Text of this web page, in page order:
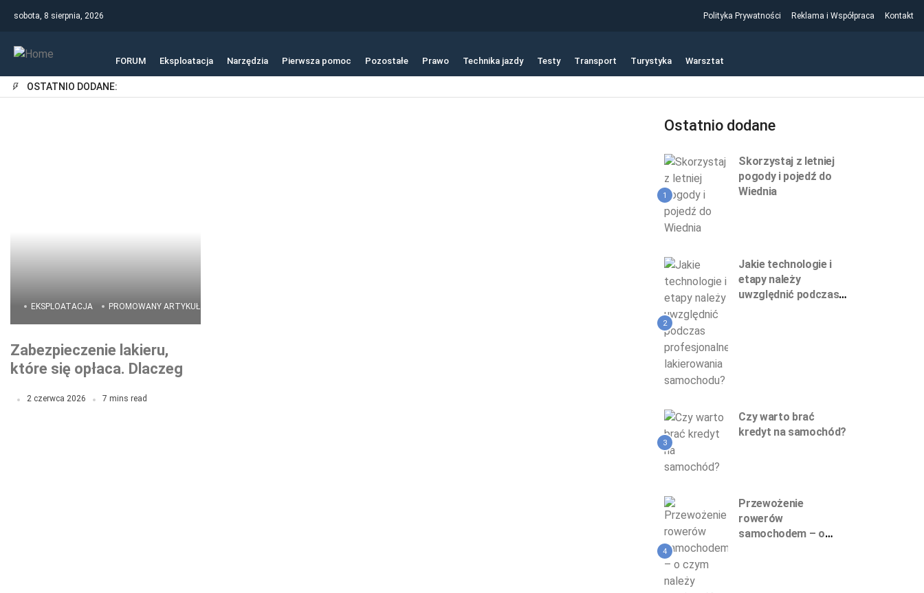
sobota, 8 sierpnia, 2026 Polityka Prywatności Reklama i Współpraca Kontakt
FORUM Eksploatacja Narzędzia Pierwsza pomoc Pozostałe Prawo Technika jazdy Testy Transport Turystyka Warsztat
OSTATNIO DODANE:
EKSPLOATACJA PROMOWANY ARTYKUŁ
Zabezpieczenie lakieru,
które się opłaca. Dlaczego
inwestycja w Twoje auto?
2 czerwca 2026 7 mins read
Ostatnio dodane
1
Skorzystaj z letniej
pogody i pojedź do
Wiednia
2
Jakie technologie i
etapy należy
uwzględnić podczas
3
Czy warto brać
kredyt na samochód?
4
Przewożenie
rowerów
samochodem – o